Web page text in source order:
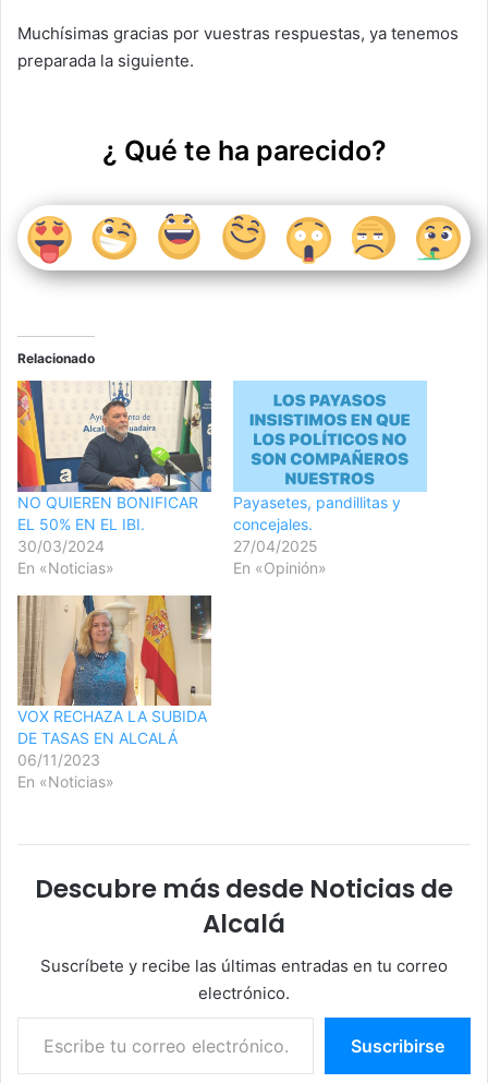
Muchísimas gracias por vuestras respuestas, ya tenemos
preparada la siguiente.
¿ Qué te ha parecido?
Relacionado
NO QUIEREN BONIFICAR
EL 50% EN EL IBI.
30/03/2024
En «Noticias»
Payasetes, pandillitas y
concejales.
27/04/2025
En «Opinión»
VOX RECHAZA LA SUBIDA
DE TASAS EN ALCALÁ
06/11/2023
En «Noticias»
Descubre más desde Noticias de
Alcalá
Suscríbete y recibe las últimas entradas en tu correo
electrónico.
Escribe tu correo electrónico…
Suscribirse